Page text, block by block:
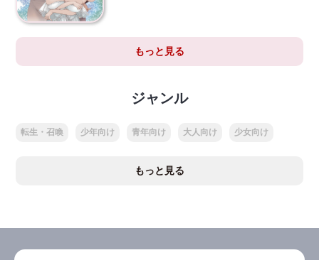
もっと見る
ジャンル
転生・召喚 少年向け 青年向け 大人向け 少女向け
もっと見る